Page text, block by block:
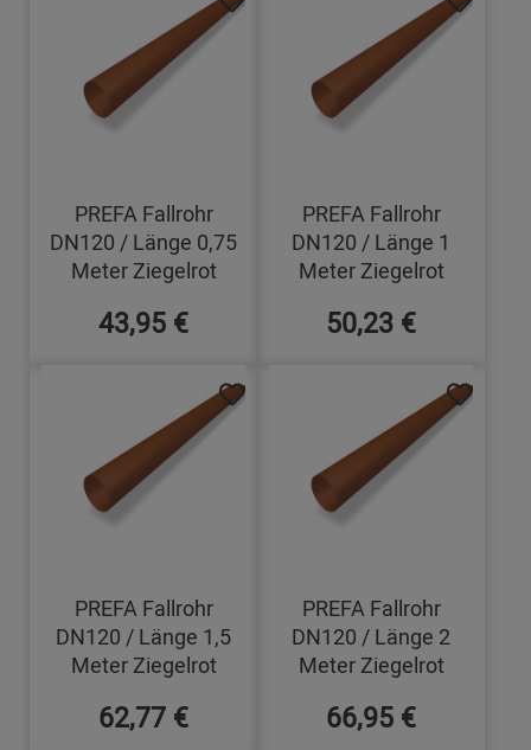
PREFA Fallrohr
DN120 / Länge 0,75
Meter Ziegelrot
43,95 €
PREFA Fallrohr
DN120 / Länge 1
Meter Ziegelrot
50,23 €
PREFA Fallrohr
DN120 / Länge 1,5
Meter Ziegelrot
62,77 €
PREFA Fallrohr
DN120 / Länge 2
Meter Ziegelrot
66,95 €